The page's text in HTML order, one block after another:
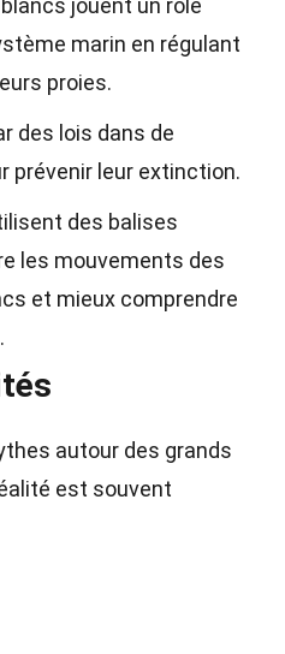
jouent un rôle
marin en régulant
proies.
des lois dans de
prévenir leur extinction.
des balises
les mouvements des
et mieux comprendre
autour des grands
est souvent